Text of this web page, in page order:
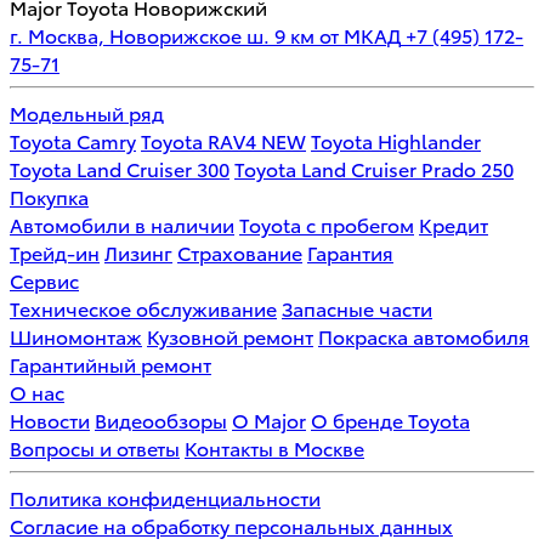
Major Toyota Новорижский
г. Москва, Новорижское ш. 9 км от МКАД +7 (495) 172-
75-71
Модельный ряд
Toyota CamryToyota RAV4 NEWToyota Highlander
Toyota Land Cruiser 300Toyota Land Cruiser Prado 250
Покупка
Автомобили в наличии Toyota с пробегом Кредит
Трейд-ин Лизинг Страхование Гарантия
Сервис
Техническое обслуживаниеЗапасные части
Шиномонтаж Кузовной ремонт Покраска автомобиля
Гарантийный ремонт
О нас
Новости Видеообзоры О Major О бренде Toyota
Вопросы и ответы Контакты в Москве
Политика конфиденциальности
Согласие на обработку персональных данных